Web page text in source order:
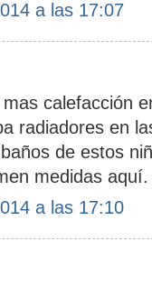
a las 17:07
calefacción
radiadores en
de estos
medidas aquí.
a las 17:10